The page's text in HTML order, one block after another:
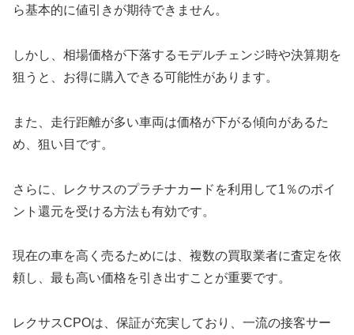
ら基本的に値引きが期待できません。
しかし、相場価格が下落するモデルチェンジ時や決算期を
狙うと、お得に購入できる可能性があります。
また、走行距離が多い車両は価格が下がる傾向があるた
め、狙い目です。
さらに、レクサスのプラチナカードを利用して1％のポイ
ント還元を受ける方法も有効です。
現在の車を高く売るためには、複数の買取業者に査定を依
頼し、最も高い価格を引き出すことが重要です。
レクサスCPOは、保証が充実しており、一流の接客サー